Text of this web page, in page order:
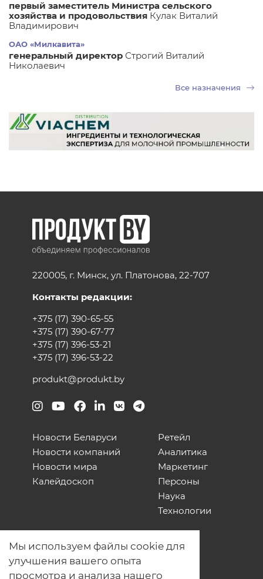
первый заместитель Министра сельского
хозяйства и продовольствия Кулак Виталий
Владимирович
ОАО «Милкавита»
генеральный директор Строгий Виталий
Николаевич
Все назначения
220005, г. Минск, ул. Платонова, 22-707
Контакты редакции:
+375 (17) 390-65-55
+375 (17) 390-67-77
+375 (17) 396-53-21
+375 (17) 396-53-22
produkt@produkt.by
Новости Беларуси
Новости компаний
Новости мира
Калейдоскоп
Ретейл
Аналитика
Маркетинг
Персоны
Наука
Технологии
О нас
Наши проекты
Связь с нами
Мы используем файлы cookie для
улучшения вашего опыта
просмотра и анализа нашего